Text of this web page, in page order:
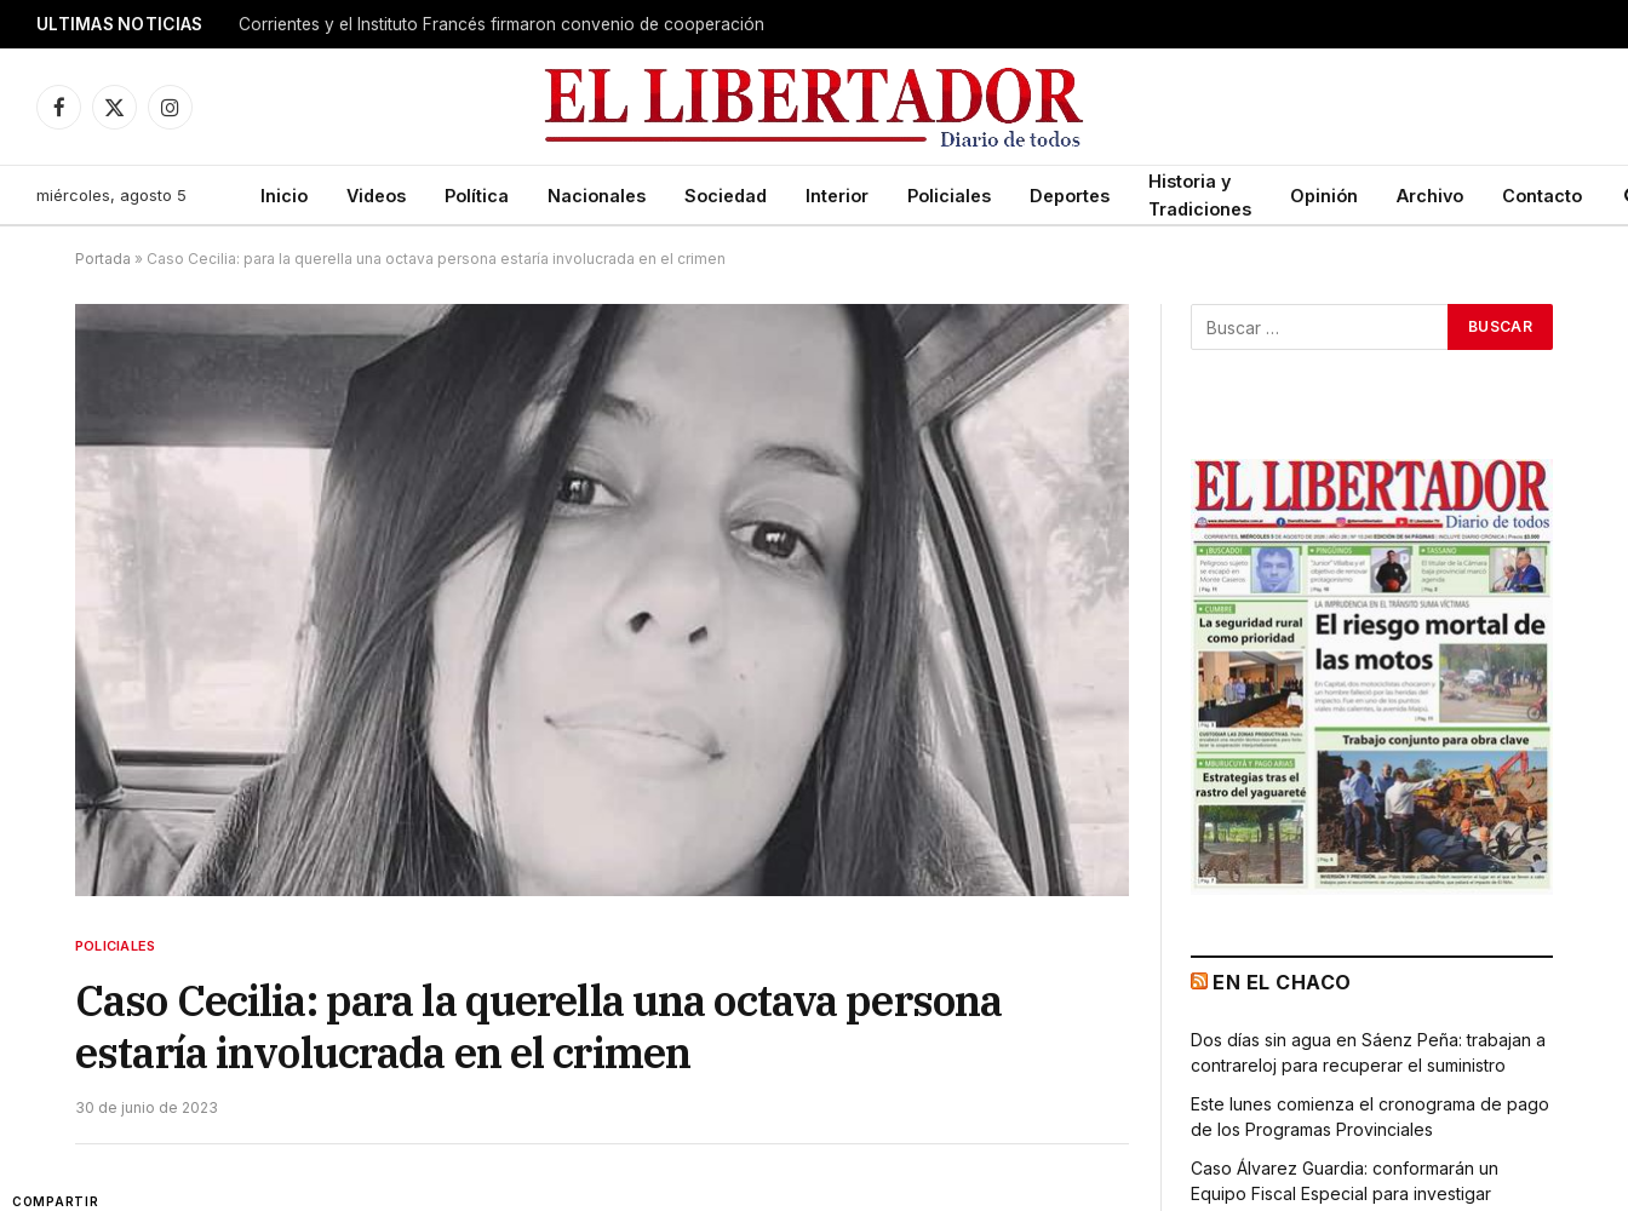
ULTIMAS NOTICIAS Corrientes y el Instituto Francés firmaron convenio de cooperación
Facebook
X
Instagram
miércoles, agosto 5 Inicio Videos Política Nacionales Sociedad Interior Policiales Deportes
Historia y
Tradiciones
Opinión Archivo Contacto
Portada » Caso Cecilia: para la querella una octava persona estaría involucrada en el crimen
POLICIALES
Caso Cecilia: para la querella una octava persona
estaría involucrada en el crimen
30 de junio de 2023
COMPARTIR
EN EL CHACO
Dos días sin agua en Sáenz Peña: trabajan a
contrareloj para recuperar el suministro
Este lunes comienza el cronograma de pago
de los Programas Provinciales
Caso Álvarez Guardia: conformarán un
Equipo Fiscal Especial para investigar